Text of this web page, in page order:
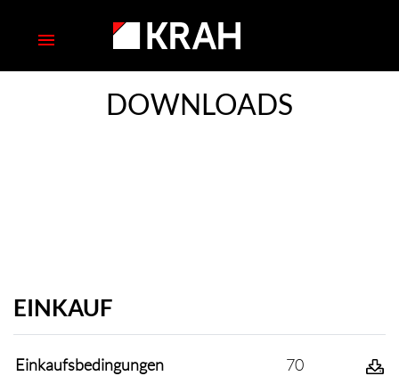
DOWNLOADS
EINKAUF
Einkaufsbedingungen
70